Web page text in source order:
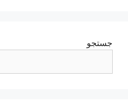
جستجو